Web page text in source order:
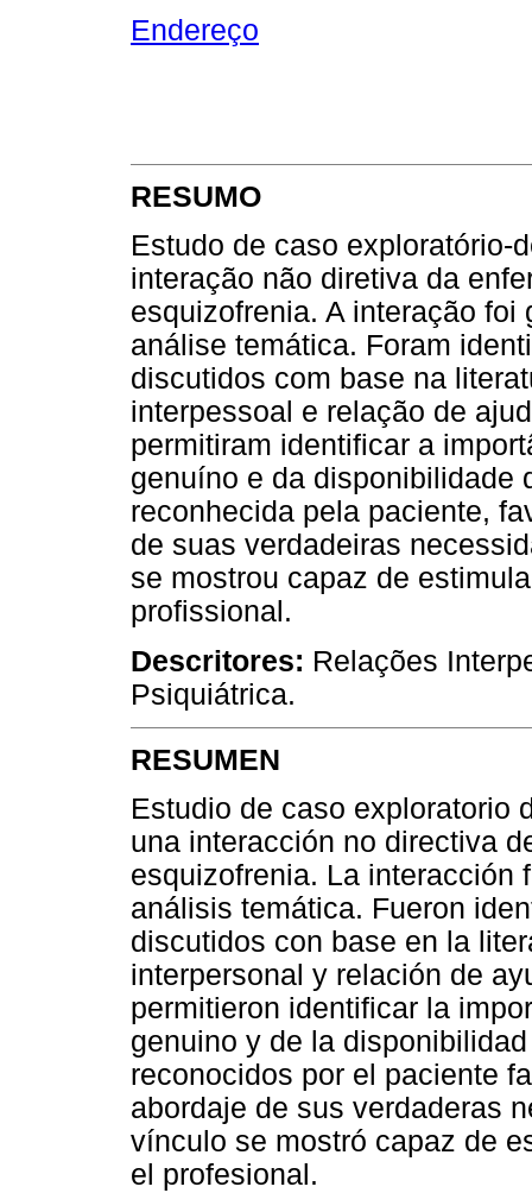
Endereço
RESUMO
Estudo de caso exploratório-
interação não diretiva da
esquizofrenia. A interação
análise temática. Foram
discutidos com base na
interpessoal e relação de
permitiram identificar a
genuíno e da disponibilidade
reconhecida pela paciente,
de suas verdadeiras
se mostrou capaz de
profissional.
Descritores: Relações
Psiquiátrica.
RESUMEN
Estudio de caso exploratorio
una interacción no directiva
esquizofrenia. La interacción
análisis temática. Fueron
discutidos con base en la
interpersonal y relación de
permitieron identificar la
genuino y de la
reconocidos por el paciente
abordaje de sus verdaderas
vínculo se mostró capaz de
el profesional.